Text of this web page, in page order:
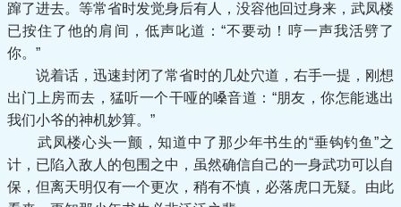
蹿了进去。等常省时发觉身后有人，没容他回过身来，武凤楼
已按住了他的肩间，低声叱道：“不要动！哼一声我活劈了
你。”
说着话，迅速封闭了常省时的几处穴道，右手一提，刚想
出门上房而去，猛听一个干哑的嗓音道：“朋友，你怎能逃出
我们小爷的神机妙算。”
武凤楼心头一颤，知道中了那少年书生的“垂钩钓鱼”之
计，已陷入敌人的包围之中，虽然确信自己的一身武功可以自
保，但离天明仅有一个更次，稍有不慎，必落虎口无疑。由此